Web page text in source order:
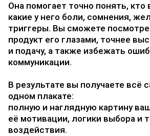
Она помогает точно понять, кто
какие у него боли, сомнения,
триггеры. Вы сможете
продукт его глазами, точнее
и подачу, а также избежать
коммуникации.
В результате вы получаете всё
одном плакате:
полную и наглядную картину
её мотивации, логики выбора и
воздействия.